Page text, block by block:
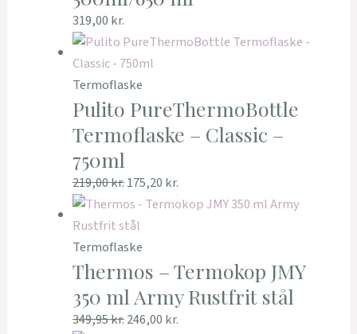
319,00 kr.
Termoflaske
Pulito PureThermoBottle
Termoflaske – Classic –
750ml
219,00kr.175,20 kr.
Termoflaske
Thermos – Termokop JMY
350 ml Army Rustfrit stål
349,95kr.246,00 kr.